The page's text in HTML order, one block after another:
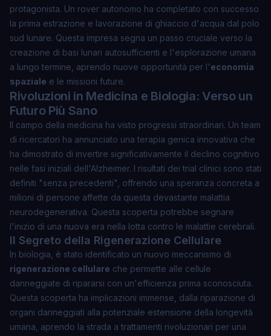
protagonista. Un rover autonomo ha completato con successo
la prima estrazione e lavorazione di ghiaccio d'acqua dal polo
sud lunare. Questa impresa segna un passo cruciale verso la
creazione di basi lunari autosufficienti e l'esplorazione umana
a lungo termine, aprendo nuove opportunità per l'economia
spaziale e le missioni future.
Rivoluzioni in Medicina e Biologia: Verso un
Futuro Più Sano
Il campo della medicina ha visto progressi straordinari. Un team
di ricercatori ha annunciato una terapia genica innovativa che
ha dimostrato di invertire significativamente il declino cognitivo
nelle fasi iniziali dell'Alzheimer. I risultati dei trial clinici sono stati
definiti "senza precedenti", offrendo una speranza concreta a
milioni di persone affette da questa devastante malattia
neurodegenerativa. Questa scoperta potrebbe segnare
l'inizio di una nuova era nella lotta contro le malattie cerebrali.
Il Segreto della Rigenerazione Cellulare
In biologia, è stato identificato un nuovo meccanismo di
rigenerazione cellulare che permette alle cellule
danneggiate di ripararsi con un'efficienza prima sconosciuta.
Questa scoperta ha implicazioni immense, dalla riparazione di
organi danneggiati alla potenziale estensione della longevità
umana, aprendo la strada a trattamenti rivoluzionari per una